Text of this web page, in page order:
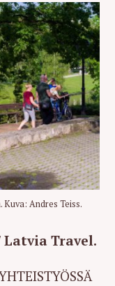
Andres Teiss.
Latvia Travel.